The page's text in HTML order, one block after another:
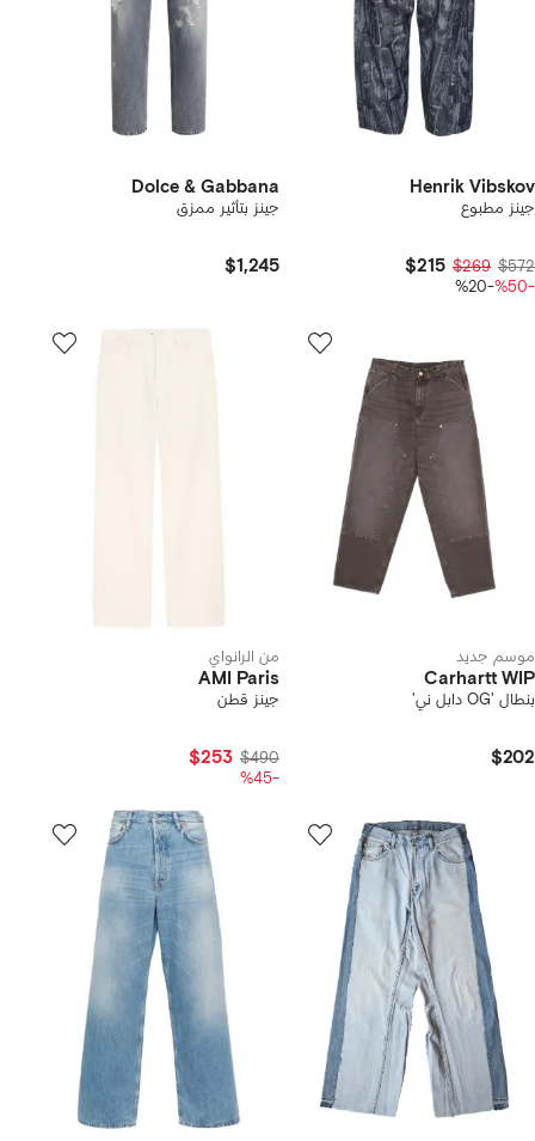
Henrik Vibskov
جينز مطبوع
$572
$269
$215
-%50
-%20
Dolce & Gabbana
جينز بتأثير ممزق
$1,245
موسم جديد
Carhartt WIP
بنطال 'OG دابل ني'
$202
من الرانواي
AMI Paris
جينز قطن
$490
$253
-%45